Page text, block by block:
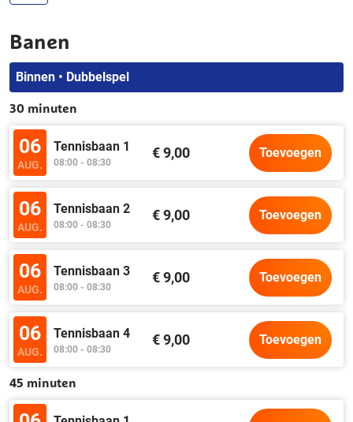
Banen
Binnen • Dubbelspel
30 minuten
06
AUG.
Tennisbaan 1
08:00 - 08:30
€ 9,00 Toevoegen
06
AUG.
Tennisbaan 2
08:00 - 08:30
€ 9,00 Toevoegen
06
AUG.
Tennisbaan 3
08:00 - 08:30
€ 9,00 Toevoegen
06
AUG.
Tennisbaan 4
08:00 - 08:30
€ 9,00 Toevoegen
45 minuten